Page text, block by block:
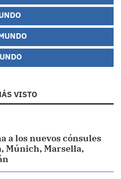
VISTO
a los nuevos cónsules
Múnich, Marsella,